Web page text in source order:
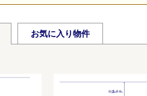
お気に入り物件